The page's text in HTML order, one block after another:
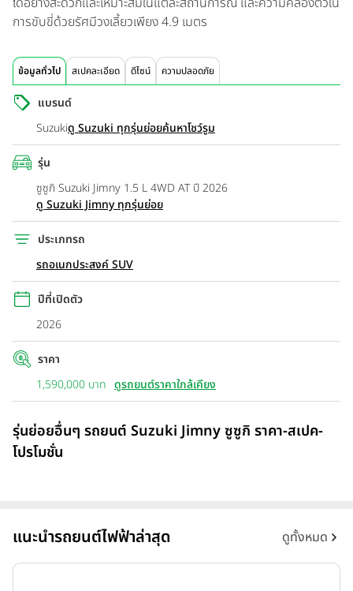
การขับขี่ด้วยรัศมีวงเลี้ยวเพียง 4.9 เมตร
ข้อมูลทั่วไป สเปคละเอียด ดีไซน์ ความปลอดภัย
แบรนด์
Suzukiดู Suzuki ทุกรุ่นย่อยค้นหาโชว์รูม
รุ่น
ซูซูกิ Suzuki Jimny 1.5 L 4WD AT ปี 2026
ดู Suzuki Jimny ทุกรุ่นย่อย
ประเภทรถ
รถอเนกประสงค์ SUV
ปีที่เปิดตัว
2026
ราคา
1,590,000 บาท ดูรถยนต์ราคาใกล้เคียง
รุ่นย่อยอื่นๆ รถยนต์ Suzuki Jimny ซูซูกิ ราคา-สเปค-
โปรโมชั่น
แนะนำรถยนต์ไฟฟ้าล่าสุด ดูทั้งหมด